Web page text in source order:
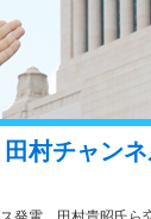
田村チャン